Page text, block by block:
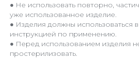
● Не использовать повторно,
уже использованное изделие.
● Изделия должны использоваться
инструкцией по применению.
● Перед использованием изделия
простерилизовать.